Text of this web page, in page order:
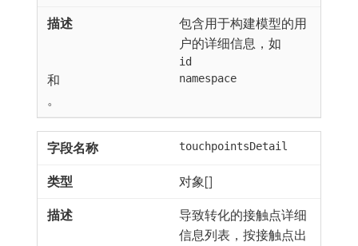
包含用于构建模型的用
户的详细信息，如
id
和 namespace
。
touchpointsDetail
对象[]
导致转化的接触点详细
信息列表，按接触点出